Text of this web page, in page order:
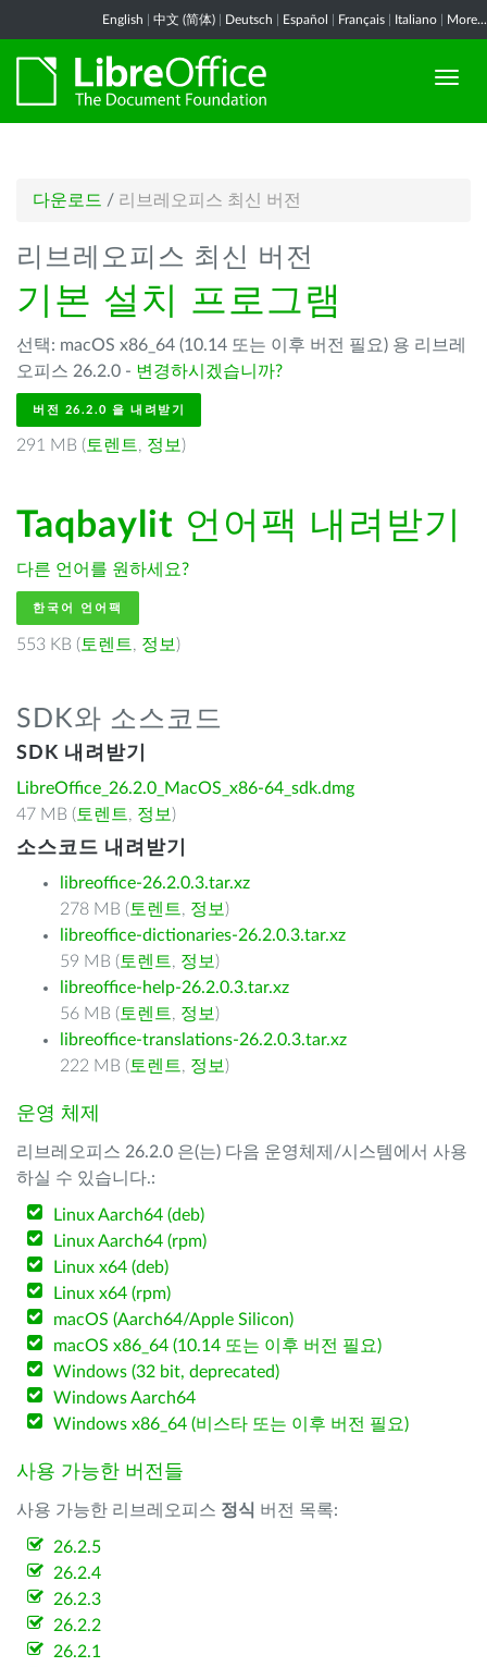
English 中文 (简体) Deutsch Español Français Italiano More...
다운로드 / 리브레오피스 최신 버전
리브레오피스 최신 버전
기본 설치 프로그램
선택: macOS x86_64 (10.14 또는 이후 버전 필요) 용 리브레
오피스 26.2.0 - 변경하시겠습니까?
버전 26.2.0 을 내려받기
291 MB ( 토렌트, 정보 )
Taqbaylit 언어팩 내려받기
다른 언어를 원하세요?
한국어 언어팩
553 KB ( 토렌트, 정보 )
SDK와 소스코드
SDK 내려받기
LibreOffice_26.2.0_MacOS_x86-64_sdk.dmg
47 MB ( 토렌트, 정보 )
소스코드 내려받기
libreoffice-26.2.0.3.tar.xz
278 MB ( 토렌트, 정보 )
libreoffice-dictionaries-26.2.0.3.tar.xz
59 MB ( 토렌트, 정보 )
libreoffice-help-26.2.0.3.tar.xz
56 MB ( 토렌트, 정보 )
libreoffice-translations-26.2.0.3.tar.xz
222 MB ( 토렌트, 정보 )
운영 체제
리브레오피스 26.2.0 은(는) 다음 운영체제/시스템에서 사용
하실 수 있습니다.:
Linux Aarch64 (deb)
Linux Aarch64 (rpm)
Linux x64 (deb)
Linux x64 (rpm)
macOS (Aarch64/Apple Silicon)
macOS x86_64 (10.14 또는 이후 버전 필요)
Windows (32 bit, deprecated)
Windows Aarch64
Windows x86_64 (비스타 또는 이후 버전 필요)
사용 가능한 버전들
사용 가능한 리브레오피스 정식 버전 목록:
26.2.5
26.2.4
26.2.3
26.2.2
26.2.1